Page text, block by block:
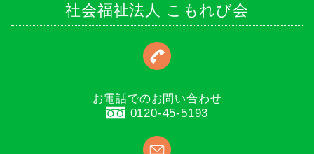
社会福祉法人 こもれび会
お電話でのお問い合わせ
0120-45-5193